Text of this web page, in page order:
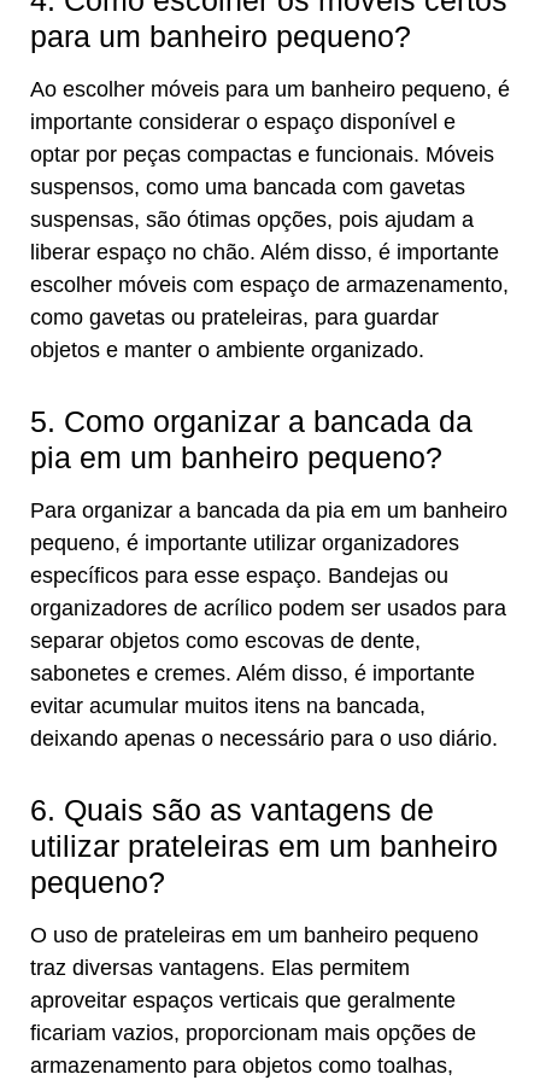
para um banheiro pequeno?
Ao escolher móveis para um banheiro pequeno, é
importante considerar o espaço disponível e
optar por peças compactas e funcionais. Móveis
suspensos, como uma bancada com gavetas
suspensas, são ótimas opções, pois ajudam a
liberar espaço no chão. Além disso, é importante
escolher móveis com espaço de armazenamento,
como gavetas ou prateleiras, para guardar
objetos e manter o ambiente organizado.
5. Como organizar a bancada da
pia em um banheiro pequeno?
Para organizar a bancada da pia em um banheiro
pequeno, é importante utilizar organizadores
específicos para esse espaço. Bandejas ou
organizadores de acrílico podem ser usados para
separar objetos como escovas de dente,
sabonetes e cremes. Além disso, é importante
evitar acumular muitos itens na bancada,
deixando apenas o necessário para o uso diário.
6. Quais são as vantagens de
utilizar prateleiras em um banheiro
pequeno?
O uso de prateleiras em um banheiro pequeno
traz diversas vantagens. Elas permitem
aproveitar espaços verticais que geralmente
ficariam vazios, proporcionam mais opções de
armazenamento para objetos como toalhas,